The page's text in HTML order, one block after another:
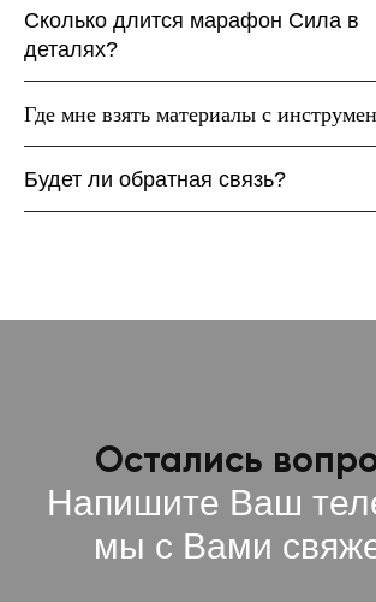
Сколько длится марафон Сила в
деталях?
Где мне взять материалы с
Будет ли обратная связь?
Остались
Напишите Ваш
мы с Вами